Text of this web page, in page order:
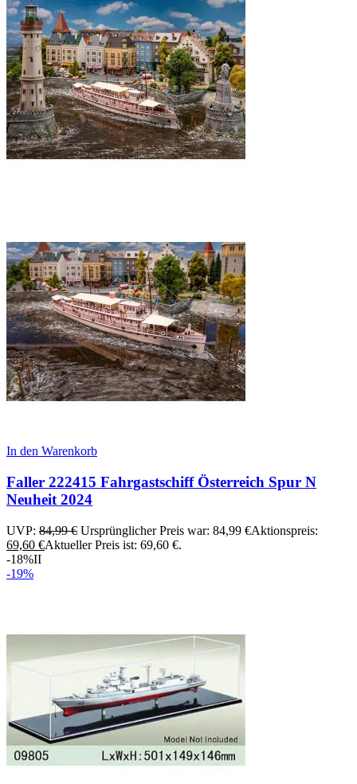
In den Warenkorb
Faller 222415 Fahrgastschiff Österreich Spur N
Neuheit 2024
UVP: 84,99€ Ursprünglicher Preis war: 84,99 €Aktionspreis:
69,60 €Aktueller Preis ist: 69,60 €.
-18%II
-19%